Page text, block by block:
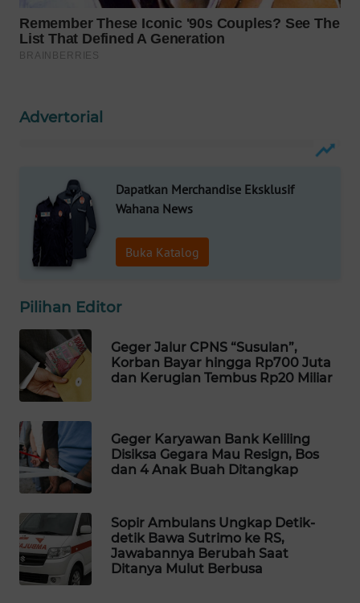
Advertorial
Dapatkan Merchandise Eksklusif
Wahana News
Buka Katalog
Pilihan Editor
Geger Jalur CPNS “Susulan”,
Korban Bayar hingga Rp700 Juta
dan Kerugian Tembus Rp20 Miliar
Geger Karyawan Bank Keliling
Disiksa Gegara Mau Resign, Bos
dan 4 Anak Buah Ditangkap
Sopir Ambulans Ungkap Detik-
detik Bawa Sutrimo ke RS,
Jawabannya Berubah Saat
Ditanya Mulut Berbusa
PERSONA
WAHANA
WAHANA
WAHANA
DESA
WISATA
LAPAK
Wahana
Network
KONSUMEN
LISTRIK
MASYARAKAT
KELISTRIKAN
WALINKI
MAWAKA